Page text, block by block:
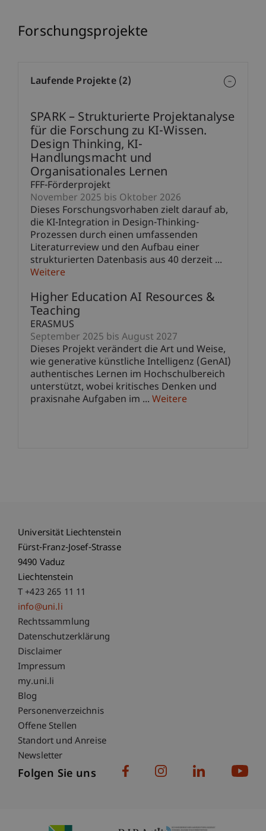
Forschungsprojekte
Laufende Projekte (2)
SPARK – Strukturierte Projektanalyse
für die Forschung zu KI-Wissen.
Design Thinking, KI-
Handlungsmacht und
Organisationales Lernen
FFF-Förderprojekt
November 2025 bis Oktober 2026
Dieses Forschungsvorhaben zielt darauf ab,
die KI-Integration in Design-Thinking-
Prozessen durch einen umfassenden
Literaturreview und den Aufbau einer
strukturierten Datenbasis aus 40 derzeit ...
Weitere
Higher Education AI Resources &
Teaching
ERASMUS
September 2025 bis August 2027
Dieses Projekt verändert die Art und Weise,
wie generative künstliche Intelligenz (GenAI)
authentisches Lernen im Hochschulbereich
unterstützt, wobei kritisches Denken und
praxisnahe Aufgaben im ... Weitere
Universität Liechtenstein
Fürst-Franz-Josef-Strasse
9490 Vaduz
Liechtenstein
T +423 265 11 11
info@uni.li
Fußzeile Rechtliche Hinweise
Rechtssammlung
Datenschutzerklärung
Disclaimer
Impressum
Fußzeile Subdomain-Verzeichnis
my.uni.li
Blog
Personenverzeichnis
Offene Stellen
Standort und Anreise
Newsletter
Folgen Sie uns